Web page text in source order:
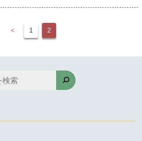
< 1 2